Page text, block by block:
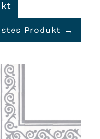
Produkt →